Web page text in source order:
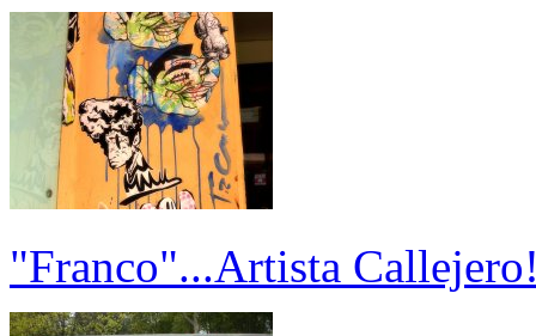
"Franco"...Artista